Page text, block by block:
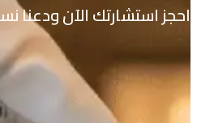
احجز استشارتك الآن